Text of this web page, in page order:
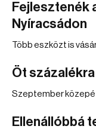
Fejlesztenék
Nyíracsádon
Több eszközt is
Öt
Szeptember
Ellenállóbbá